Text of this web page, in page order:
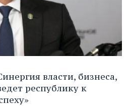
власти, бизнеса,
республику к